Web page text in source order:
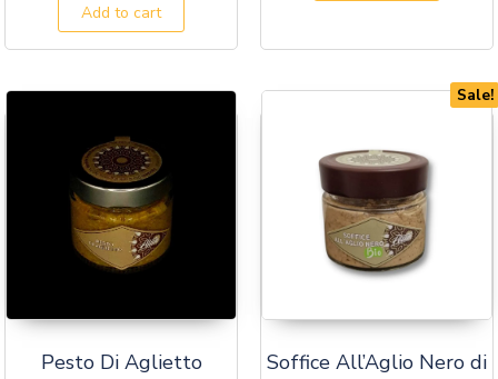
Add to cart
Pesto Di Aglietto
Sale!
Soffice All’Aglio Nero di